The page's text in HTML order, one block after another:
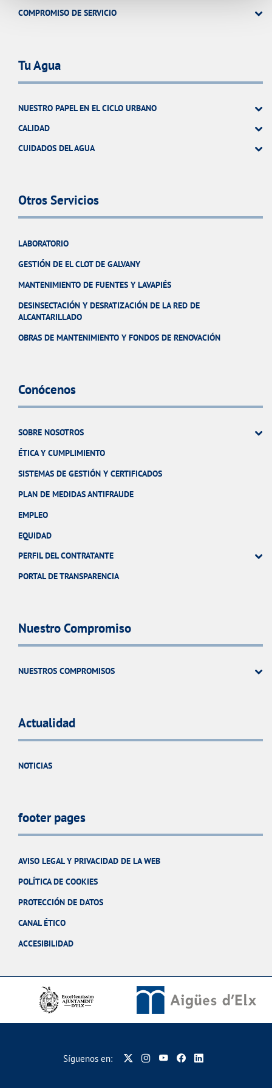
COMPROMISO DE SERVICIO
Tu Agua
NUESTRO PAPEL EN EL CICLO URBANO
CALIDAD
CUIDADOS DEL AGUA
Otros Servicios
LABORATORIO
GESTIÓN DE EL CLOT DE GALVANY
MANTENIMIENTO DE FUENTES Y LAVAPIÉS
DESINSECTACIÓN Y DESRATIZACIÓN DE LA RED DE
ALCANTARILLADO
OBRAS DE MANTENIMIENTO Y FONDOS DE RENOVACIÓN
Conócenos
SOBRE NOSOTROS
ÉTICA Y CUMPLIMIENTO
SISTEMAS DE GESTIÓN Y CERTIFICADOS
PLAN DE MEDIDAS ANTIFRAUDE
EMPLEO
EQUIDAD
PERFIL DEL CONTRATANTE
PORTAL DE TRANSPARENCIA
Nuestro Compromiso
NUESTROS COMPROMISOS
Actualidad
NOTICIAS
footer pages
AVISO LEGAL Y PRIVACIDAD DE LA WEB
POLÍTICA DE COOKIES
PROTECCIÓN DE DATOS
CANAL ÉTICO
ACCESIBILIDAD
Síguenos en: